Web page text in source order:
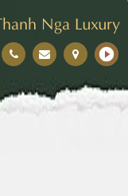
Nga Luxury